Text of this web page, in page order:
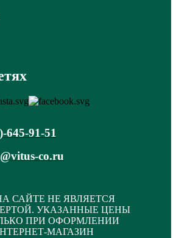
645-91-51
co.ru
САЙТЕ НЕ ЯВЛЯЕТСЯ
УКАЗАННЫЕ ЦЕНЫ
ПРИ ОФОРМЛЕНИИ
МАГАЗИН